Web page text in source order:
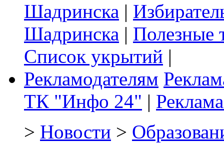
Шадринска |
Шадринска | Полезные
Список укрытий |
Рекламодателям
ТК "Инфо 24" |
> Новости >